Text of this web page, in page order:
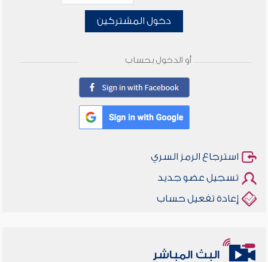
دخول المشتركين
أو الدخول بحساب
استرجاع الرمز السري
تسجيل عضو جديد
إعادة تفعيل حساب
البث المباشر